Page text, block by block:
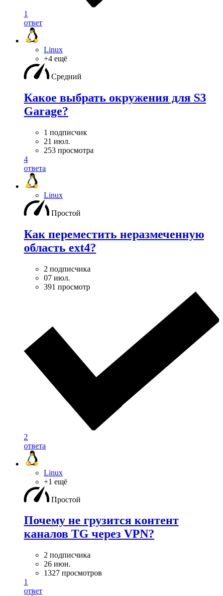
1
ответ
Linux
+4 ещё
Средний
Какое выбрать окружения для S3
Garage?
1 подписчик
21 июл.
253 просмотра
4
ответа
Linux
Простой
Как переместить неразмеченную
область ext4?
2 подписчика
07 июл.
391 просмотр
2
ответа
Linux
+1 ещё
Простой
Почему не грузится контент
каналов TG через VPN?
2 подписчика
26 июн.
1327 просмотров
1
ответ